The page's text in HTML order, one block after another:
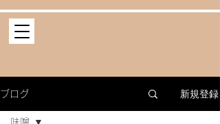
ブログ 新規登録
味噌